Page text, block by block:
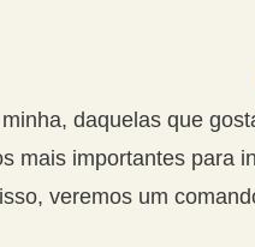
daquelas que
mais importantes para
veremos um